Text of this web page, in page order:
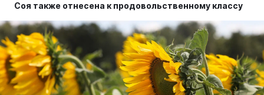
Соя также отнесена к продовольственному классу